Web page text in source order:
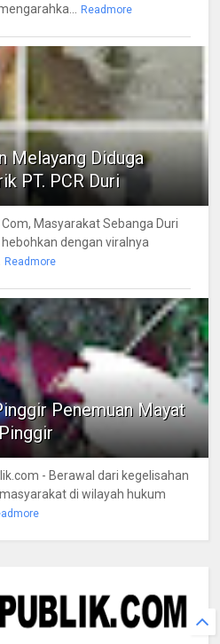
Readmore
Melayang Diduga
PT. PCR Duri
Masyarakat Sebanga Duri
dengan viralnya
Readmore
Penemuan Mayat
- Berawal dari kegelisahan
di wilayah hukum